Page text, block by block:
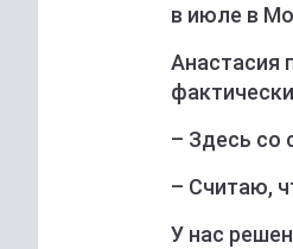
в июле в
Анастасия
– Здесь со
– Считаю,
У нас